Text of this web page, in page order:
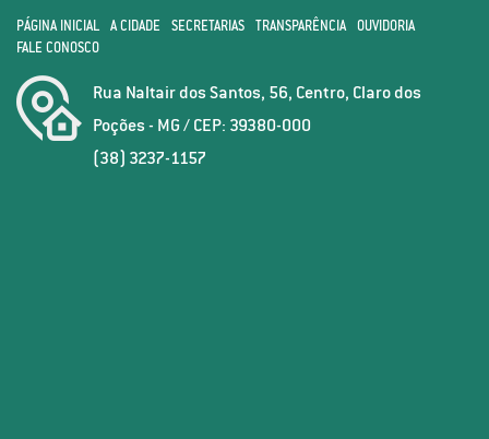
PÁGINA INICIAL A CIDADE SECRETARIAS TRANSPARÊNCIA
OUVIDORIA
FALE CONOSCO
Rua Naltair dos Santos, 56, Centro, Claro dos
Poções - MG / CEP: 39380-000
(38) 3237-1157